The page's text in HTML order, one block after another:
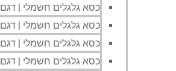
כסא גלגלים חשמלי | דגם D36 | חברת JBH
כסא גלגלים חשמלי | דגם D29A | חברת JBH
כסא גלגלים חשמלי | דגם D26 | חברת JBH
כסא גלגלים חשמלי | דגם D09 | חברת JBH